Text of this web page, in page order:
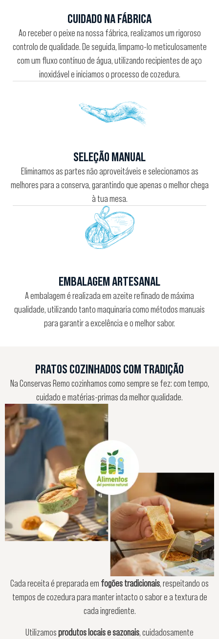
CUIDADO NA FÁBRICA
Ao receber o peixe na nossa fábrica, realizamos um rigoroso
controlo de qualidade. De seguida, limpamo-lo meticulosamente
com um fluxo contínuo de água, utilizando recipientes de aço
inoxidável e iniciamos o processo de cozedura.
SELEÇÃO MANUAL
Eliminamos as partes não aproveitáveis e selecionamos as
melhores para a conserva, garantindo que apenas o melhor chega
à tua mesa.
EMBALAGEM ARTESANAL
A embalagem é realizada em azeite refinado de máxima
qualidade, utilizando tanto maquinaria como métodos manuais
para garantir a excelência e o melhor sabor.
PRATOS COZINHADOS COM TRADIÇÃO
Na Conservas Remo cozinhamos como sempre se fez: com tempo,
cuidado e matérias-primas da melhor qualidade.
Cada receita é preparada em fogões tradicionais, respeitando os
tempos de cozedura para manter intacto o sabor e a textura de
cada ingrediente.
Utilizamosprodutos locais e sazonais, cuidadosamente